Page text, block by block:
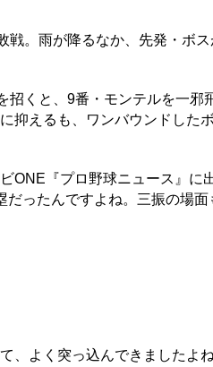
。雨が降るなか、先発・ボ
くと、9番・モンテルを一邪
抑えるも、ワンバウンドした
『プロ野球ニュース』に
ったんですよね。三振の場
よく突っ込んできましたよ